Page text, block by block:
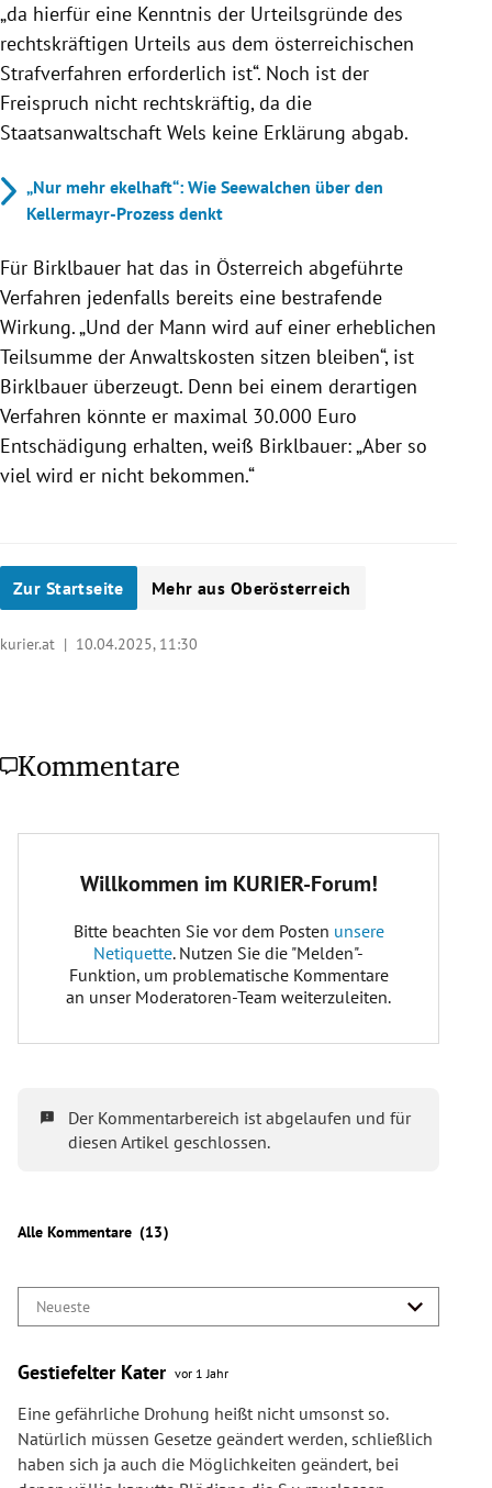
„da hierfür eine Kenntnis der Urteilsgründe des
rechtskräftigen Urteils aus dem österreichischen
Strafverfahren erforderlich ist“. Noch ist der
Freispruch nicht rechtskräftig, da die
Staatsanwaltschaft Wels keine Erklärung abgab.
„Nur mehr ekelhaft“: Wie Seewalchen über den
Kellermayr-Prozess denkt
Für Birklbauer hat das in Österreich abgeführte
Verfahren jedenfalls bereits eine bestrafende
Wirkung. „Und der Mann wird auf einer erheblichen
Teilsumme der Anwaltskosten sitzen bleiben“, ist
Birklbauer überzeugt. Denn bei einem derartigen
Verfahren könnte er maximal 30.000 Euro
Entschädigung erhalten, weiß Birklbauer: „Aber so
viel wird er nicht bekommen.“
Zur Startseite Mehr aus Oberösterreich
kurier.at | 10.04.2025, 11:30
Kommentare